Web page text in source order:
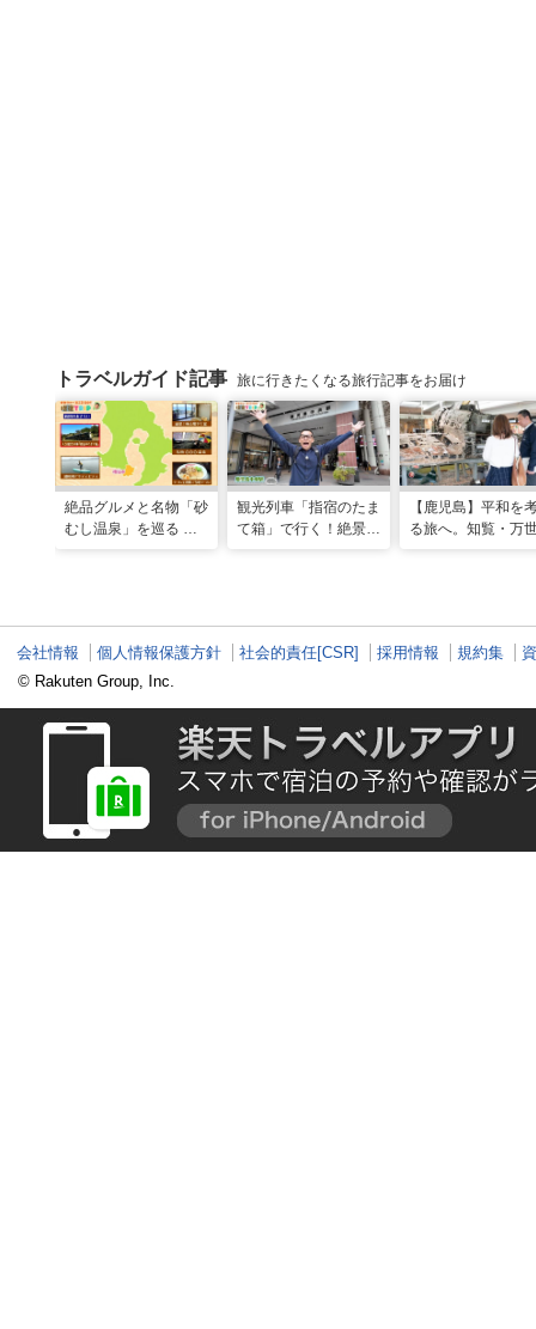
トラベルガイド記事 旅に行きたくなる旅行記事をお届け
絶品グルメと名物「砂
むし温泉」を巡る 心
観光列車「指宿のたま
て箱」で行く！絶景グ
【鹿児島】平和を
る旅へ。知覧・万
会社情報 個人情報保護方針 社会的責任[CSR] 採用情報 規約集
© Rakuten Group, Inc.